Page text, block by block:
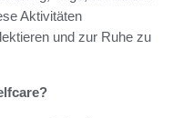
Aktivitäten
und zur Ruhe zu